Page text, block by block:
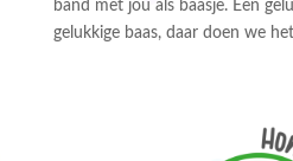
band met jou als baasje. Een
gelukkige baas, daar doen we